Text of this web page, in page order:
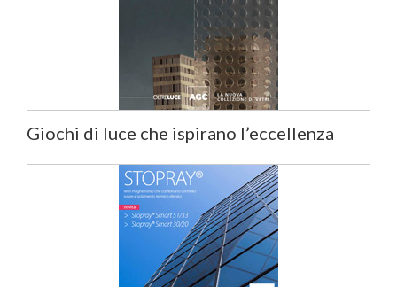
Giochi di luce che ispirano l’eccellenza